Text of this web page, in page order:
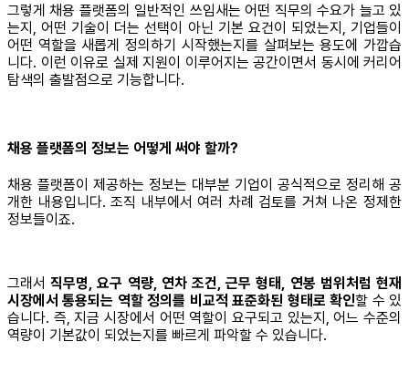
그렇게 채용 플랫폼의 일반적인 쓰임새는 어떤 직무의 수요가 늘고 있
는지, 어떤 기술이 더는 선택이 아닌 기본 요건이 되었는지, 기업들이
어떤 역할을 새롭게 정의하기 시작했는지를 살펴보는 용도에 가깝습
니다. 이런 이유로 실제 지원이 이루어지는 공간이면서 동시에 커리어
탐색의 출발점으로 기능합니다.
채용 플랫폼의 정보는 어떻게 써야 할까?
채용 플랫폼이 제공하는 정보는 대부분 기업이 공식적으로 정리해 공
개한 내용입니다. 조직 내부에서 여러 차례 검토를 거쳐 나온 정제한
정보들이죠.
그래서직무명, 요구 역량, 연차 조건, 근무 형태, 연봉 범위처럼 현재
시장에서 통용되는 역할 정의를 비교적 표준화된 형태로 확인할 수 있
습니다. 즉, 지금 시장에서 어떤 역할이 요구되고 있는지, 어느 수준의
역량이 기본값이 되었는지를 빠르게 파악할 수 있습니다.